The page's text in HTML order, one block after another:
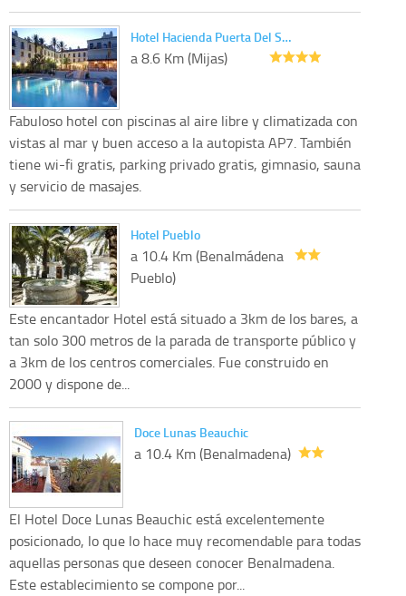
Hotel Hacienda Puerta Del S…
a 8.6 Km (Mijas)
Fabuloso hotel con piscinas al aire libre y climatizada con
vistas al mar y buen acceso a la autopista AP7. También
tiene wi-fi gratis, parking privado gratis, gimnasio, sauna
y servicio de masajes.
Hotel Pueblo
a 10.4 Km (Benalmádena
Pueblo)
Este encantador Hotel está situado a 3km de los bares, a
tan solo 300 metros de la parada de transporte público y
a 3km de los centros comerciales. Fue construido en
2000 y dispone de...
Doce Lunas Beauchic
a 10.4 Km (Benalmadena)
El Hotel Doce Lunas Beauchic está excelentemente
posicionado, lo que lo hace muy recomendable para todas
aquellas personas que deseen conocer Benalmadena.
Este establecimiento se compone por...